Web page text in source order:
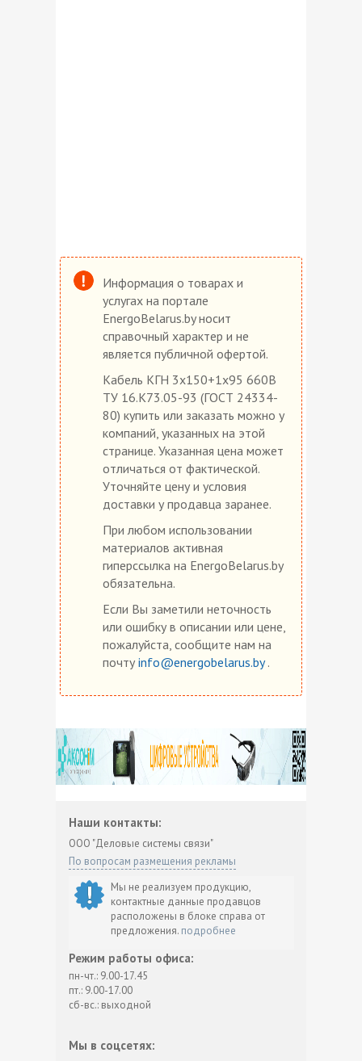
Информация о товарах и
услугах на портале
EnergoBelarus.by носит
справочный характер и не
является публичной офертой.
Кабель КГН 3х150+1х95 660В
ТУ 16.К73.05-93 (ГОСТ 24334-
80) купить или заказать можно у
компаний, указанных на этой
странице. Указанная цена может
отличаться от фактической.
Уточняйте цену и условия
доставки у продавца заранее.
При любом использовании
материалов активная
гиперссылка на EnergoBelarus.by
обязательна.
Если Вы заметили неточность
или ошибку в описании или цене,
пожалуйста, сообщите нам на
почту info@energobelarus.by.
Наши контакты:
ООО "Деловые системы связи"
По вопросам размещения рекламы
Мы не реализуем продукцию,
контактные данные продавцов
расположены в блоке справа от
предложения. подробнее
Режим работы офиса:
пн-чт.: 9.00-17.45
пт.: 9.00-17.00
сб-вс.: выходной
Мы в соцсетях: